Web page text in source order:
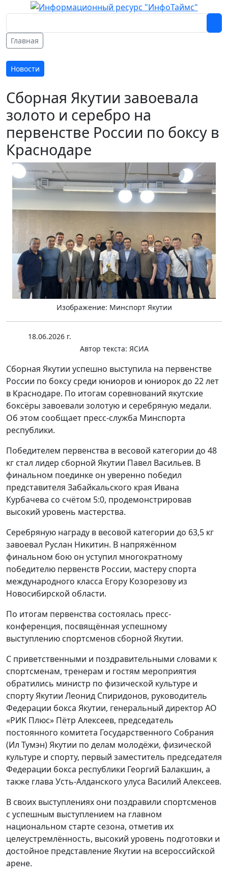
Главная
Новости
Сборная Якутии завоевала
золото и серебро на
первенстве России по боксу в
Краснодаре
Изображение: Минспорт Якутии
18.06.2026 г.
Автор текста: ЯСИА
Сборная Якутии успешно выступила на первенстве
России по боксу среди юниоров и юниорок до 22 лет
в Краснодаре. По итогам соревнований якутские
боксёры завоевали золотую и серебряную медали.
Об этом сообщает пресс-служба Минспорта
республики.
Победителем первенства в весовой категории до 48
кг стал лидер сборной Якутии Павел Васильев. В
финальном поединке он уверенно победил
представителя Забайкальского края Ивана
Курбачева со счётом 5:0, продемонстрировав
высокий уровень мастерства.
Серебряную награду в весовой категории до 63,5 кг
завоевал Руслан Никитин. В напряжённом
финальном бою он уступил многократному
победителю первенств России, мастеру спорта
международного класса Егору Козорезову из
Новосибирской области.
По итогам первенства состоялась пресс-
конференция, посвящённая успешному
выступлению спортсменов сборной Якутии.
С приветственными и поздравительными словами к
спортсменам, тренерам и гостям мероприятия
обратились министр по физической культуре и
спорту Якутии Леонид Спиридонов, руководитель
Федерации бокса Якутии, генеральный директор АО
«РИК Плюс» Пётр Алексеев, председатель
постоянного комитета Государственного Собрания
(Ил Тумэн) Якутии по делам молодёжи, физической
культуре и спорту, первый заместитель председателя
Федерации бокса республики Георгий Балакшин, а
также глава Усть-Алданского улуса Василий Алексеев.
В своих выступлениях они поздравили спортсменов
с успешным выступлением на главном
национальном старте сезона, отметив их
целеустремлённость, высокий уровень подготовки и
достойное представление Якутии на всероссийской
арене.